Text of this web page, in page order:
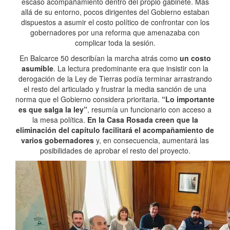
allá de su entorno, pocos dirigentes del Gobierno estaban
dispuestos a asumir el costo político de confrontar con los
gobernadores por una reforma que amenazaba con
complicar toda la sesión.
En Balcarce 50 describían la marcha atrás como un costo
asumible. La lectura predominante era que insistir con la
derogación de la Ley de Tierras podía terminar arrastrando
el resto del articulado y frustrar la media sanción de una
norma que el Gobierno considera prioritaria. “Lo importante
es que salga la ley”, resumía un funcionario con acceso a
la mesa política. En la Casa Rosada creen que la
eliminación del capítulo facilitará el acompañamiento de
varios gobernadores y, en consecuencia, aumentará las
posibilidades de aprobar el resto del proyecto.